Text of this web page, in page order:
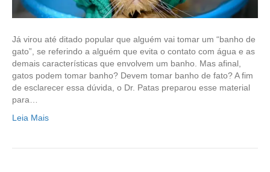
Já virou até ditado popular que alguém vai tomar um “banho de
gato”, se referindo a alguém que evita o contato com água e as
demais características que envolvem um banho. Mas afinal,
gatos podem tomar banho? Devem tomar banho de fato? A fim
de esclarecer essa dúvida, o Dr. Patas preparou esse material
para…
Leia Mais